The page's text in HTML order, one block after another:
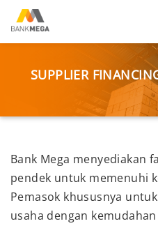
SUPPLIER
Bank Mega menyediakan
pendek untuk memenuhi
Pemasok khususnya
usaha dengan